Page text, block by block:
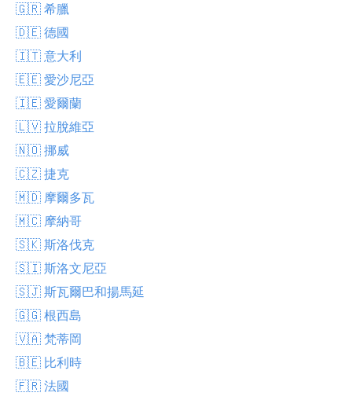
🇬🇷 希臘
🇩🇪 德國
🇮🇹 意大利
🇪🇪 愛沙尼亞
🇮🇪 愛爾蘭
🇱🇻 拉脫維亞
🇳🇴 挪威
🇨🇿 捷克
🇲🇩 摩爾多瓦
🇲🇨 摩納哥
🇸🇰 斯洛伐克
🇸🇮 斯洛文尼亞
🇸🇯 斯瓦爾巴和揚馬延
🇬🇬 根西島
🇻🇦 梵蒂岡
🇧🇪 比利時
🇫🇷 法國